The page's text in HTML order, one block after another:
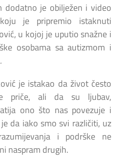
dodatno je obilježen i video
je pripremio istaknuti
u kojoj je uputio snažne i
osobama sa autizmom i
je istakao da život često
priče, ali da su ljubav,
ono što nas povezuje i
da iako smo svi različiti, uz
i podrške ne
naspram drugih.